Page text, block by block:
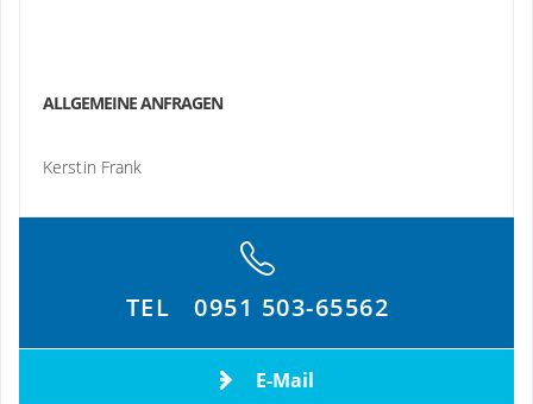
ALLGEMEINE ANFRAGEN
Kerstin Frank
TEL 0951 503-65562
E-Mail